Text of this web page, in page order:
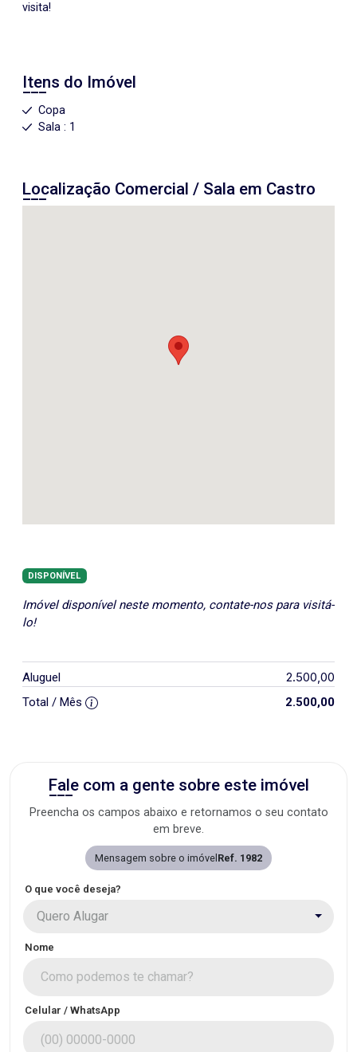
visita!
Itens do Imóvel
Copa
Sala : 1
Localização Comercial / Sala em Castro
DISPONÍVEL
Imóvel disponível neste momento, contate-nos para visitá-
lo!
Aluguel 2.500,00
Total / Mês 2.500,00
Fale com a gente sobre este imóvel
Preencha os campos abaixo e retornamos o seu contato
em breve.
Mensagem sobre o imóvel Ref. 1982
O que você deseja?
Quero Alugar
Nome
Celular / WhatsApp